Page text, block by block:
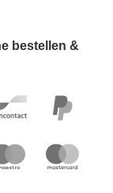
bestellen &